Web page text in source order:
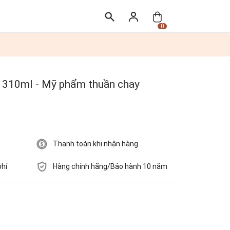
0
- Mỹ phẩm thuần chay
Thanh toán khi nhận hàng
Hàng chính hãng/Bảo hành 10 năm